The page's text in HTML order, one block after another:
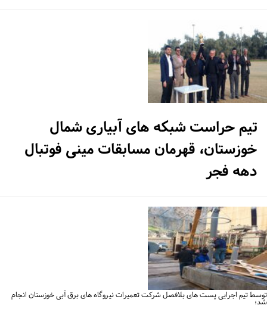
تیم حراست شبکه های آبیاری شمال
خوزستان، قهرمان مسابقات مینی فوتبال
دهه فجر
تیم اجرایی پست های بلافصل شرکت تعمیرات نیروگاه های برق آبی خوزستان انجام